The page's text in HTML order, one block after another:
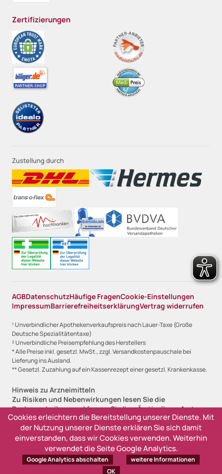
Cookies erleichtern die Bereitstellung unserer Dienste. Mit
der Nutzung unserer Dienste erklären Sie sich damit
einverstanden, dass wir Cookies verwenden. Weiterhin
verwendet die Seite Google Analytics.
Google Analytics abschalten
weitere Informationen
OK
Zertifizierungen
Zustellung durch
AGBDatenschutzHäufige FragenCookie-Einstellungen
ImpressumBarrierefreiheitserklärungVertrag widerrufen
¹ Unverbindlicher Apothekenverkaufspreis nach Lauer-Taxe (Große
Deutsche Spezialitätentaxe)
² Unverbindliche Preisempfehlung des Herstellers
* Alle Preise inkl. gesetzl. MwSt., zzgl. Versandkostenpauschale bei
Lieferung ins Ausland.
** Gesetzl. Zuzahlung auf ein Kassenrezept einer gesetzl. Krankenkasse.
Hinweis zu Arzneimitteln
Zu Risiken und Nebenwirkungen lesen Sie die
Packungsbeilage und fragen Sie Ihre Ärztin, Ihren Arzt
oder in Ihrer Apotheke.
Angabe zur Lieferfristanzeige
Sofort lieferbar, 1-2 Werktage (versandfertig)
Lieferzeit 2-3 Werktage (versandfertig)
Ausverkauft, derzeit nicht lieferbar